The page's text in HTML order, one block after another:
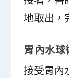
地取出，
胃內水
接受胃內